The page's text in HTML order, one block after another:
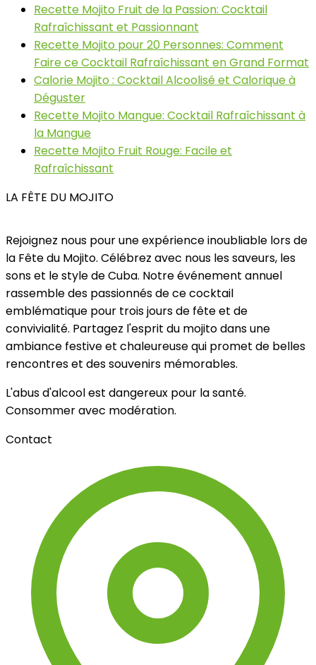
Recette Mojito Fruit de la Passion: Cocktail
Rafraîchissant et Passionnant
Recette Mojito pour 20 Personnes: Comment
Faire ce Cocktail Rafraîchissant en Grand Format
Calorie Mojito : Cocktail Alcoolisé et Calorique à
Déguster
Recette Mojito Mangue: Cocktail Rafraîchissant à
la Mangue
Recette Mojito Fruit Rouge: Facile et
Rafraîchissant
LA FÊTE DU MOJITO
Rejoignez nous pour une expérience inoubliable lors de
la Fête du Mojito. Célébrez avec nous les saveurs, les
sons et le style de Cuba. Notre événement annuel
rassemble des passionnés de ce cocktail
emblématique pour trois jours de fête et de
convivialité. Partagez l'esprit du mojito dans une
ambiance festive et chaleureuse qui promet de belles
rencontres et des souvenirs mémorables.
L'abus d'alcool est dangereux pour la santé.
Consommer avec modération.
Contact